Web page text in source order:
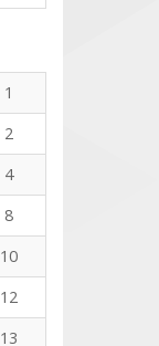
1
2
4
8
10
12
13